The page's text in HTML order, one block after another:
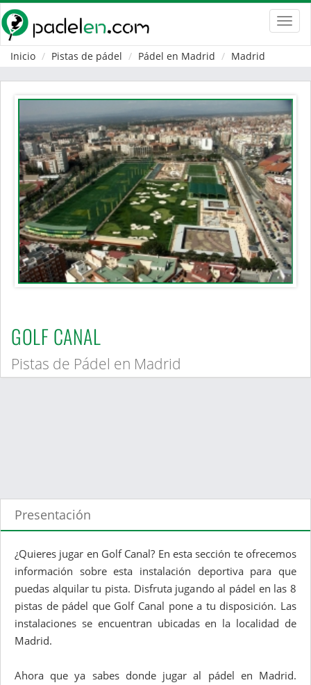
Inicio
Pistas de pádel Pádel en Madrid Madrid
GOLF CANAL
Pistas de Pádel en Madrid
Presentación
¿Quieres jugar en Golf Canal? En esta sección te ofrecemos
información sobre esta instalación deportiva para que
puedas alquilar tu pista. Disfruta jugando al pádel en las 8
pistas de pádel que Golf Canal pone a tu disposición. Las
instalaciones se encuentran ubicadas en la localidad de
Madrid.
Ahora que ya sabes donde jugar al pádel en Madrid.